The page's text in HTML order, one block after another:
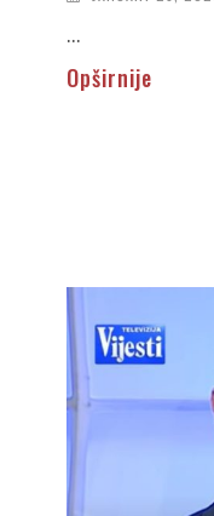
...
Opširnije